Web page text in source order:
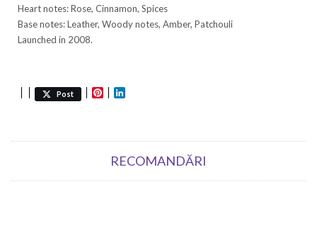
Heart notes: Rose, Cinnamon, Spices
Base notes: Leather, Woody notes, Amber, Patchouli
Launched in 2008.
Post Pinterest
RECOMANDĂRI